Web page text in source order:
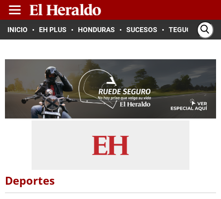
INICIO EH PLUS HONDURAS SUCESOS TEGUCIGALPA
Deportes